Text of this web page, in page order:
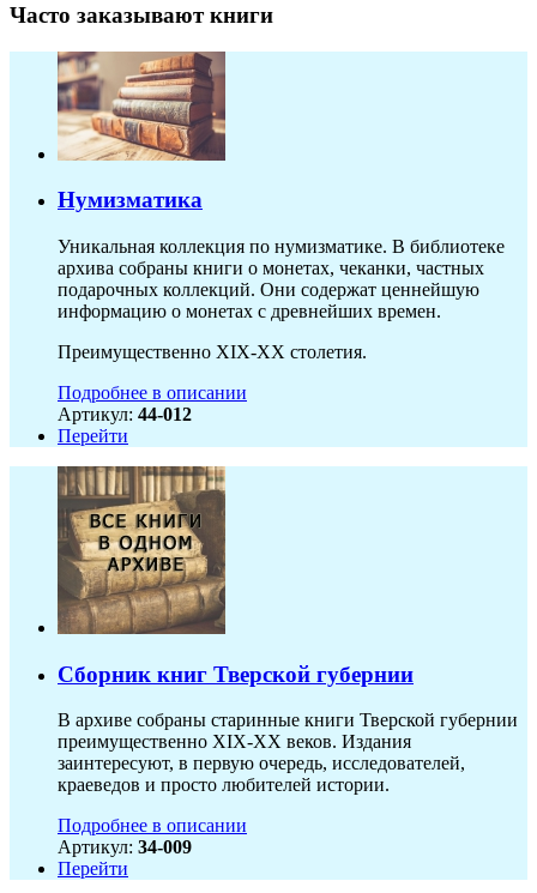
Часто заказывают книги
Нумизматика
Уникальная коллекция по нумизматике. В библиотеке
архива собраны книги о монетах, чеканки, частных
подарочных коллекций. Они содержат ценнейшую
информацию о монетах с древнейших времен.
Преимущественно XIX-XX столетия.
Подробнее в описании
Артикул: 44-012
Перейти
Сборник книг Тверской губернии
В архиве собраны старинные книги Тверской губернии
преимущественно XIX-ХХ веков. Издания
заинтересуют, в первую очередь, исследователей,
краеведов и просто любителей истории.
Подробнее в описании
Артикул: 34-009
Перейти